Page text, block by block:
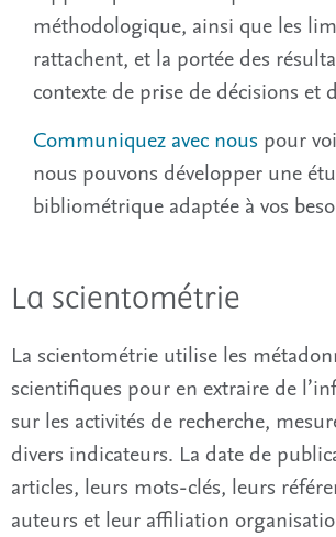
méthodologique, ainsi que les
rattachent, et la portée des
contexte de prise de décisions et
Communiquez avec nous pour
nous pouvons développer une
bibliométrique adaptée à vos
La scientométrie
La scientométrie utilise les
scientifiques pour en extraire de
sur les activités de recherche,
divers indicateurs. La date de
articles, leurs mots-clés, leurs
auteurs et leur affiliation